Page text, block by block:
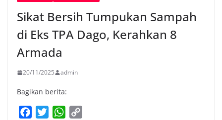
Sikat Bersih Tumpukan Sampah
di Eks TPA Dago, Kerahkan 8
Armada
20/11/2025 admin
Bagikan berita:
W